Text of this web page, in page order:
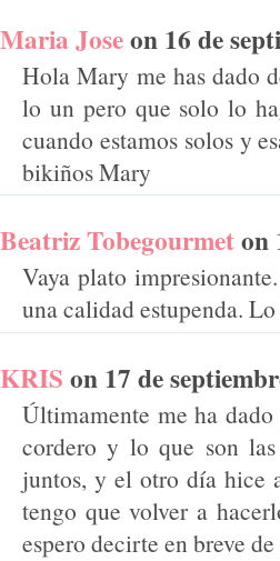
Maria Joseon 16 de
Hola Mary me has dado
lo un pero que solo lo
cuando estamos solos y
bikiños Mary
Beatriz Tobegourmeton
Vaya plato
una calidad estupenda.
KRIS on 17 de
Últimamente me ha
cordero y lo que son las
juntos, y el otro día hice
tengo que volver a
espero decirte en breve